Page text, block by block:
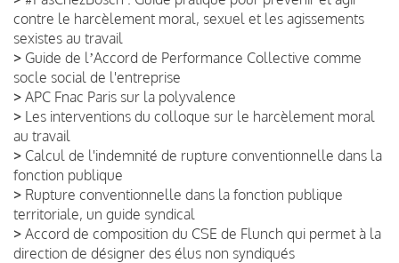
contre le harcèlement moral, sexuel et les agissements
sexistes au travail
> Guide de lʼAccord de Performance Collective comme
socle social de l'entreprise
> APC Fnac Paris sur la polyvalence
> Les interventions du colloque sur le harcèlement moral
au travail
> Calcul de l'indemnité de rupture conventionnelle dans la
fonction publique
> Rupture conventionnelle dans la fonction publique
territoriale, un guide syndical
> Accord de composition du CSE de Flunch qui permet à la
direction de désigner des élus non syndiqués